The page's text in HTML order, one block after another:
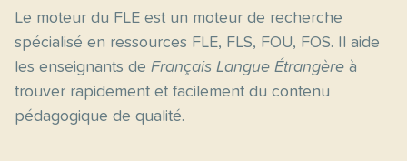
Le moteur du FLE est un moteur de recherche
spécialisé en ressources FLE, FLS, FOU, FOS. Il aide
les enseignants de Français Langue Étrangère à
trouver rapidement et facilement du contenu
pédagogique de qualité.